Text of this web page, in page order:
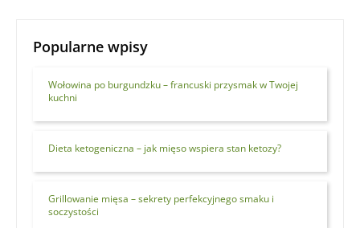
Popularne wpisy
Wołowina po burgundzku – francuski przysmak w Twojej
kuchni
Dieta ketogeniczna – jak mięso wspiera stan ketozy?
Grillowanie mięsa – sekrety perfekcyjnego smaku i
soczystości